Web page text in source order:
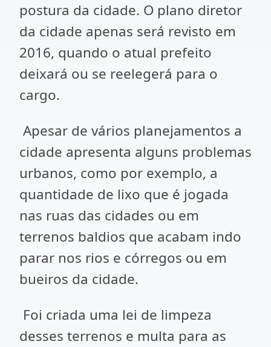
postura da cidade. O plano diretor
da cidade apenas será revisto em
2016, quando o atual prefeito
deixará ou se reelegerá para o
cargo.
Apesar de vários planejamentos a
cidade apresenta alguns problemas
urbanos, como por exemplo, a
quantidade de lixo que é jogada
nas ruas das cidades ou em
terrenos baldios que acabam indo
parar nos rios e córregos ou em
bueiros da cidade.
Foi criada uma lei de limpeza
desses terrenos e multa para as